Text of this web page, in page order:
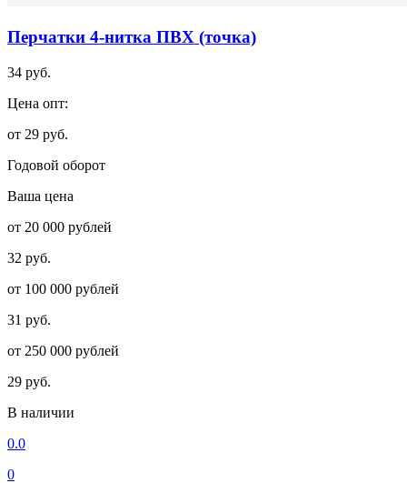
Перчатки 4-нитка ПВХ (точка)
34 руб.
Цена опт:
от 29 руб.
Годовой оборот
Ваша цена
от 20 000 рублей
32 руб.
от 100 000 рублей
31 руб.
от 250 000 рублей
29 руб.
В наличии
0.0
0